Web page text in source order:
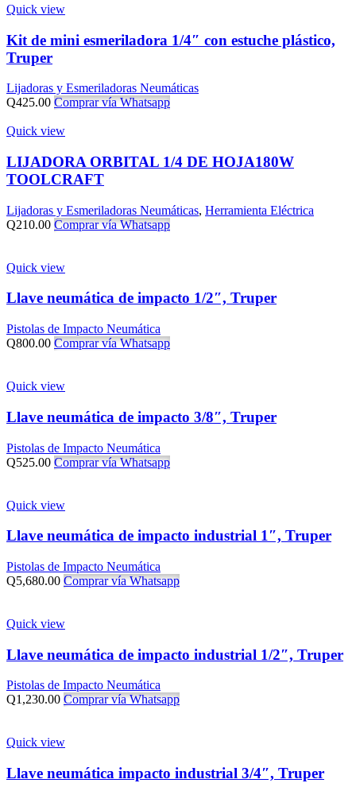
Quick view
Kit de mini esmeriladora 1/4″ con estuche plástico,
Truper
Lijadoras y Esmeriladoras Neumáticas
Q425.00 Comprar vía Whatsapp
Quick view
LIJADORA ORBITAL 1/4 DE HOJA180W
TOOLCRAFT
Lijadoras y Esmeriladoras Neumáticas, Herramienta Eléctrica
Q210.00 Comprar vía Whatsapp
Quick view
Llave neumática de impacto 1/2″, Truper
Pistolas de Impacto Neumática
Q800.00 Comprar vía Whatsapp
Quick view
Llave neumática de impacto 3/8″, Truper
Pistolas de Impacto Neumática
Q525.00 Comprar vía Whatsapp
Quick view
Llave neumática de impacto industrial 1″, Truper
Pistolas de Impacto Neumática
Q5,680.00 Comprar vía Whatsapp
Quick view
Llave neumática de impacto industrial 1/2″, Truper
Pistolas de Impacto Neumática
Q1,230.00 Comprar vía Whatsapp
Quick view
Llave neumática impacto industrial 3/4″, Truper